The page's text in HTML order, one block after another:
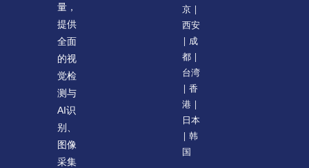
量，
提供
全面
的视
觉检
测与
AI识
别、
图像
采集
京 |
西安
| 成
都 |
台湾
| 香
港 |
日本
| 韩
国